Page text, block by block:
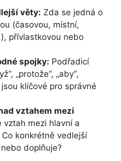
věty: Zda se jedná o
(časovou, místní,
přívlastkovou nebo
spojky: Podřadicí
„protože“, „aby“,
jsou klíčové pro správné
vztahem mezi
vztah mezi hlavní a
konkrétně vedlejší
doplňuje?